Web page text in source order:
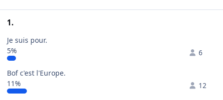
1.
Je suis pour.
5%
6
Bof c'est l'Europe.
11%
12